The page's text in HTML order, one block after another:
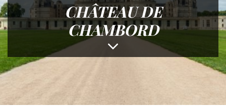
CHÂTEAU DE
CHAMBORD